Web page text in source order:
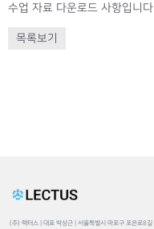
수업 자료 다운로드 사항입니다.
목록보기